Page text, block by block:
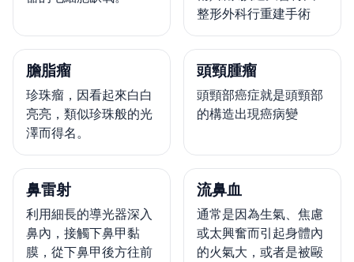
整形外科行重建手術
膽脂瘤
珍珠瘤，因看起來白白
亮亮，類似珍珠般的光
澤而得名。
頭頸腫瘤
頭頸部癌症就是頭頸部
的構造出現癌病變
鼻雷射
利用細長的導光器深入
鼻內，接觸下鼻甲黏
膜，從下鼻甲後方往前
流鼻血
通常是因為生氣、焦慮
或太興奮而引起身體內
的火氣大，或者是被毆